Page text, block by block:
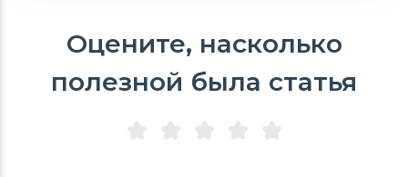
Оцените, насколько
полезной была статья